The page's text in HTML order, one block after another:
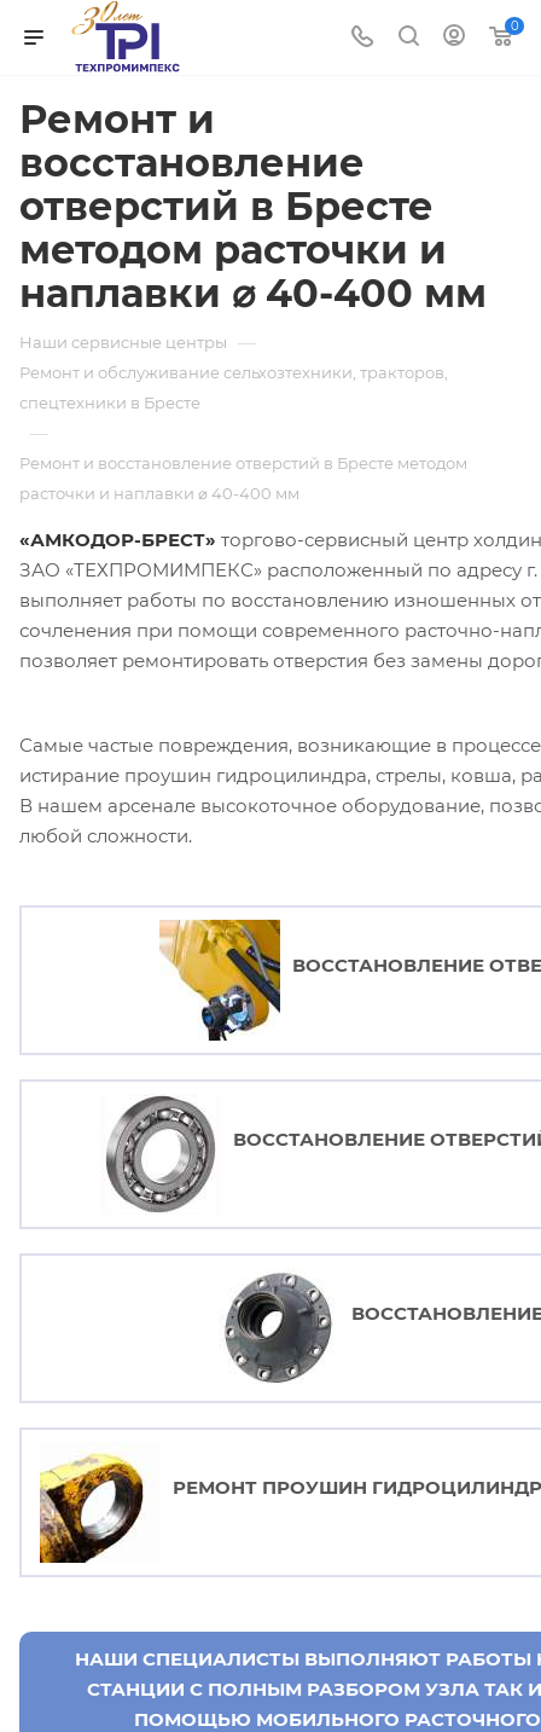
0
Ремонт и
восстановление
отверстий в Бресте
методом расточки и
наплавки ⌀ 40-400 мм
Наши сервисные центры —
Ремонт и обслуживание сельхозтехники, тракторов,
спецтехники в Бресте
—
Ремонт и восстановление отверстий в Бресте методом
расточки и наплавки ⌀ 40-400 мм
«АМКОДОР-БРЕСТ» торгово-сервисный центр
ЗАО «ТЕХПРОМИМПЕКС» расположенный по адресу г.
выполняет работы по восстановлению изношенных
сочленения при помощи современного расточно-
позволяет ремонтировать отверстия без замены
Самые частые повреждения, возникающие в процессе
истирание проушин гидроцилиндра, стрелы, ковша,
В нашем арсенале высокоточное оборудование,
любой сложности.
Производимые
ВОССТАНОВЛЕНИЕ
ВОССТАНОВЛЕНИЕ
РЕМОНТ ПРОУШИН
НАШИ СПЕЦИАЛИСТЫ ВЫПОЛНЯЮТ РАБОТЫ
СТАНЦИИ С ПОЛНЫМ РАЗБОРОМ УЗЛА ТАК И
ПОМОЩЬЮ МОБИЛЬНОГО